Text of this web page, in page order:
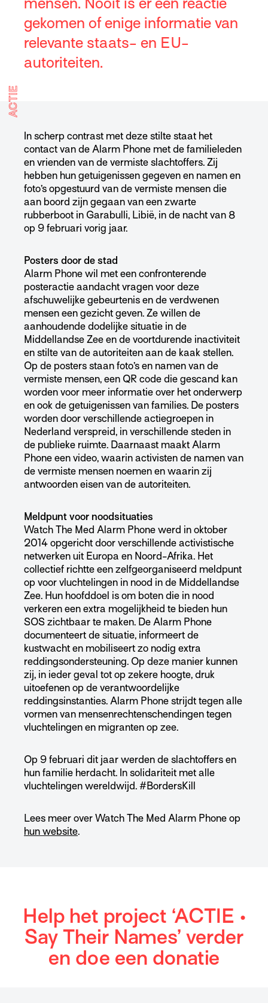
gekomen of enige informatie van
relevante staats- en EU-
autoriteiten.
ACTIE
In scherp contrast met deze stilte staat het
contact van de Alarm Phone met de familieleden
en vrienden van de vermiste slachtoffers. Zij
hebben hun getuigenissen gegeven en namen en
foto’s opgestuurd van de vermiste mensen die
aan boord zijn gegaan van een zwarte
rubberboot in Garabulli, Libië, in de nacht van 8
op 9 februari vorig jaar.
Posters door de stad
Alarm Phone wil met een confronterende
posteractie aandacht vragen voor deze
afschuwelijke gebeurtenis en de verdwenen
mensen een gezicht geven. Ze willen de
aanhoudende dodelijke situatie in de
Middellandse Zee en de voortdurende inactiviteit
en stilte van de autoriteiten aan de kaak stellen.
Op de posters staan foto’s en namen van de
vermiste mensen, een QR code die gescand kan
worden voor meer informatie over het onderwerp
en ook de getuigenissen van families. De posters
worden door verschillende actiegroepen in
Nederland verspreid, in verschillende steden in
de publieke ruimte. Daarnaast maakt Alarm
Phone een video, waarin activisten de namen van
de vermiste mensen noemen en waarin zij
antwoorden eisen van de autoriteiten.
Meldpunt voor noodsituaties
Watch The Med Alarm Phone werd in oktober
2014 opgericht door verschillende activistische
netwerken uit Europa en Noord-Afrika. Het
collectief richtte een zelfgeorganiseerd meldpunt
op voor vluchtelingen in nood in de Middellandse
Zee. Hun hoofddoel is om boten die in nood
verkeren een extra mogelijkheid te bieden hun
SOS zichtbaar te maken. De Alarm Phone
documenteert de situatie, informeert de
kustwacht en mobiliseert zo nodig extra
reddingsondersteuning. Op deze manier kunnen
zij, in ieder geval tot op zekere hoogte, druk
uitoefenen op de verantwoordelijke
reddingsinstanties. Alarm Phone strijdt tegen alle
vormen van mensenrechtenschendingen tegen
vluchtelingen en migranten op zee.
Op 9 februari dit jaar werden de slachtoffers en
hun familie herdacht. In solidariteit met alle
vluchtelingen wereldwijd. #BordersKill
Lees meer over Watch The Med Alarm Phone op
hun website.
Help het project ‘ACTIE •
Say Their Names’ verder
en doe een donatie